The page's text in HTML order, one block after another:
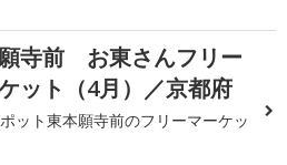
寺前 お東さんフリー
ット（4月）／京都府
ット東本願寺前のフリーマーケッ